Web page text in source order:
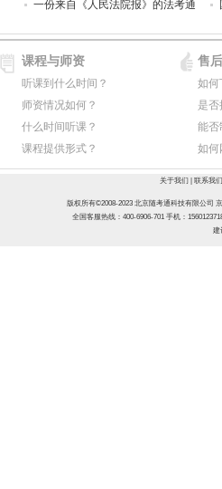
一份来自《人民法院报》的法考通
课程与师资
听课到什么时间？
师资情况如何？
什么时间听课？
课程提供形式？
售
如何
是
能否
如何
关于我们 联系我们
版权所有©2008-2023 北京随考通科技有限公司
全国客服热线：400-6906-701 手机：
建